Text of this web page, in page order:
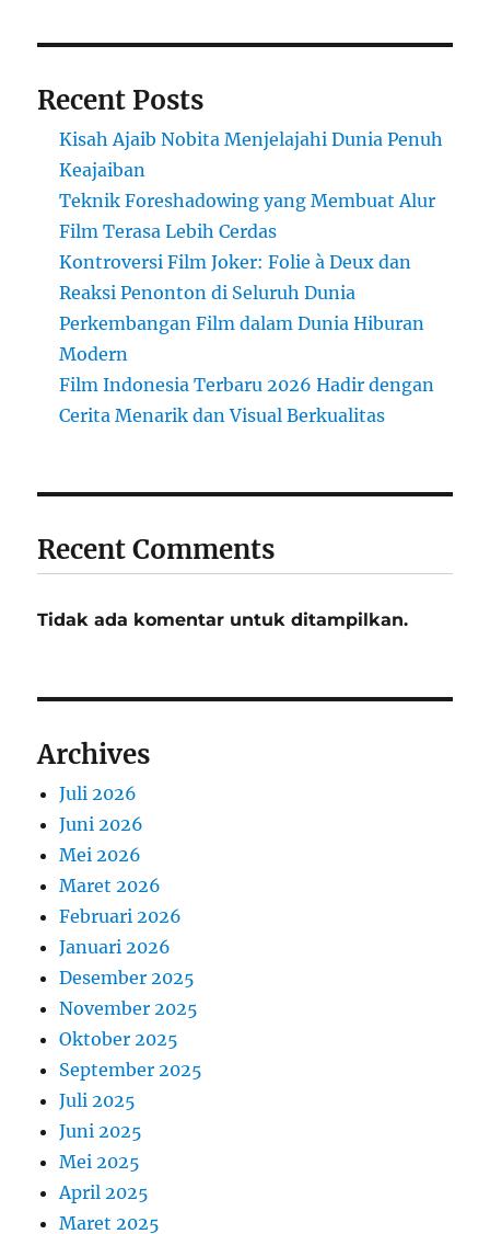
Recent Posts
Kisah Ajaib Nobita Menjelajahi Dunia Penuh
Keajaiban
Teknik Foreshadowing yang Membuat Alur
Film Terasa Lebih Cerdas
Kontroversi Film Joker: Folie à Deux dan
Reaksi Penonton di Seluruh Dunia
Perkembangan Film dalam Dunia Hiburan
Modern
Film Indonesia Terbaru 2026 Hadir dengan
Cerita Menarik dan Visual Berkualitas
Recent Comments
Tidak ada komentar untuk ditampilkan.
Archives
Juli 2026
Juni 2026
Mei 2026
Maret 2026
Februari 2026
Januari 2026
Desember 2025
November 2025
Oktober 2025
September 2025
Juli 2025
Juni 2025
Mei 2025
April 2025
Maret 2025